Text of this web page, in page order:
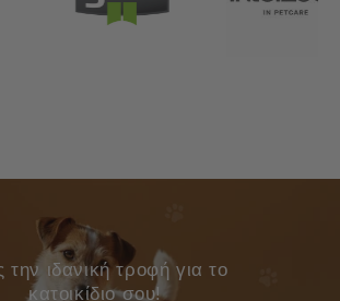
την ιδανική τροφή για το
κατοικίδιο σου!